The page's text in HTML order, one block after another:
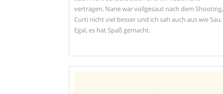
vertragen. Nane war vollgesaut nach dem Shooting,
Curti nicht viel besser und ich sah auch aus wie Sau.
Egal, es hat Spaß gemacht.